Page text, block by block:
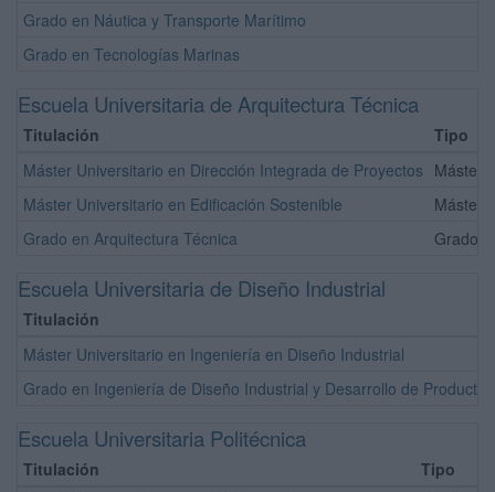
Grado en Náutica y Transporte Marítimo
Grado en Tecnologías Marinas
Escuela Universitaria de Arquitectura Técnica
Titulación
Tipo
Máster Universitario en Dirección Integrada de Proyectos Máster
Máster Universitario en Edificación Sostenible
Máster
Grado en Arquitectura Técnica
Grado
Escuela Universitaria de Diseño Industrial
Titulación
Máster Universitario en Ingeniería en Diseño Industrial
Grado en Ingeniería de Diseño Industrial y Desarrollo de Producto
Escuela Universitaria Politécnica
Titulación
Tipo